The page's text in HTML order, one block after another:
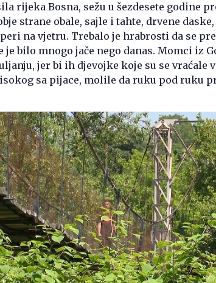
rijeka Bosna, sežu u šezdesete godine
strane obale, sajle i tahte, drvene
na vjetru. Trebalo je hrabrosti da se
bilo mnogo jače nego danas. Momci iz
jer bi ih djevojke koje su se vraćale
sa pijace, molile da ruku pod ruku